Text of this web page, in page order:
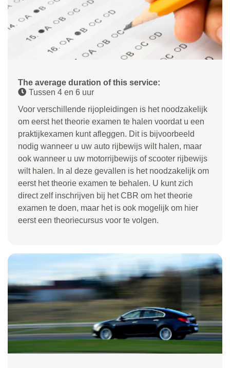
The average duration of this service:
Tussen 4 en 6 uur
Voor verschillende rijopleidingen is het noodzakelijk
om eerst het theorie examen te halen voordat u een
praktijkexamen kunt afleggen. Dit is bijvoorbeeld
nodig wanneer u uw auto rijbewijs wilt halen, maar
ook wanneer u uw motorrijbewijs of scooter rijbewijs
wilt halen. In al deze gevallen is het noodzakelijk om
eerst het theorie examen te behalen. U kunt zich
direct zelf inschrijven bij het CBR om het theorie
examen te doen, maar het is ook mogelijk om hier
eerst een theoriecursus voor te volgen.